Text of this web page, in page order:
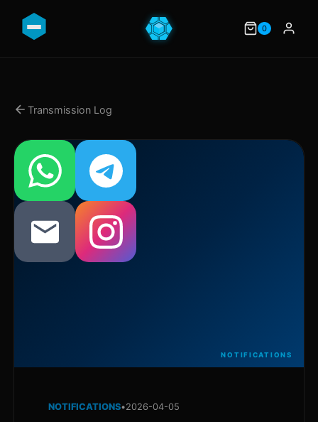
0
Transmission Log
NOTIFICATIONS
NOTIFICATIONS•2026-04-05